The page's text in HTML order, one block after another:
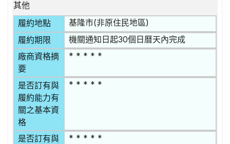
其他
履約地點
基隆市(非原住民地區)
履約期限 機關通知日起30個日曆天內完成
廠商資格摘
要
* * * * *
是否訂有與
履約能力有
關之基本資
格
* * * * *
是否訂有與
* * * * *